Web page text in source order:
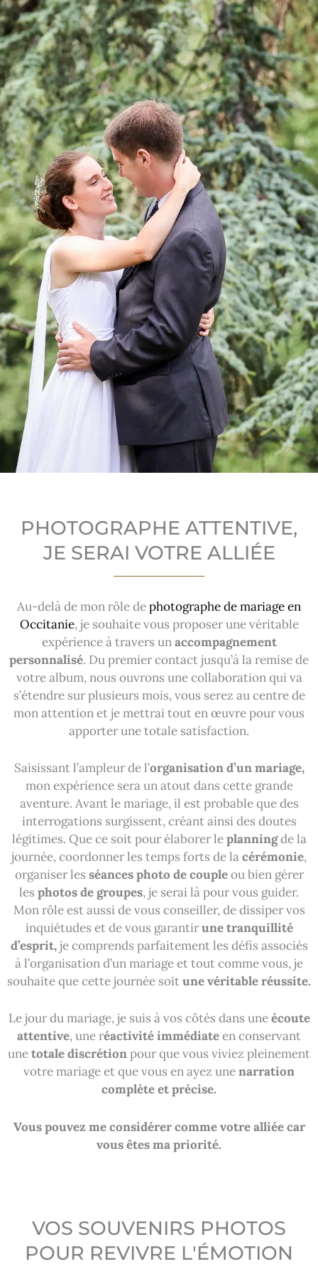
PHOTOGRAPHE ATTENTIVE,
JE SERAI VOTRE ALLIÉE
Au-delà de mon rôle dephotographe de mariage en
Occitanie, je souhaite vous proposer une véritable
expérience à travers unaccompagnement
personnalisé. Du premier contact jusqu’à la remise de
votre album, nous ouvrons une collaboration qui va
s’étendre sur plusieurs mois, vous serez au centre de
mon attention et je mettrai tout en œuvre pour vous
apporter une totale satisfaction.
Saisissant l’ampleur de l’organisation d’un mariage,
mon expérience sera un atout dans cette grande
aventure. Avant le mariage, il est probable que des
interrogations surgissent, créant ainsi des doutes
légitimes. Que ce soit pour élaborer leplanningde la
journée, coordonner les temps forts de lacérémonie,
organiser les séances photo de coupleou bien gérer
les photos de groupes, je serai là pour vous guider.
Mon rôle est aussi de vous conseiller, de dissiper vos
inquiétudes et de vous garantirune tranquillité
d’esprit,je comprends parfaitement les défis associés
à l’organisation d’un mariage et tout comme vous, je
souhaite que cette journée soitune véritable réussite.
Le jour du mariage, je suis à vos côtés dans uneécoute
attentive, une réactivité immédiateen conservant
unetotale discrétionpour que vous viviez pleinement
votre mariage et que vous en ayez unenarration
complète et précise.
Vous pouvez me considérer comme votre alliée car
vous êtes ma priorité.
VOS SOUVENIRS PHOTOS
POUR REVIVRE L'ÉMOTION